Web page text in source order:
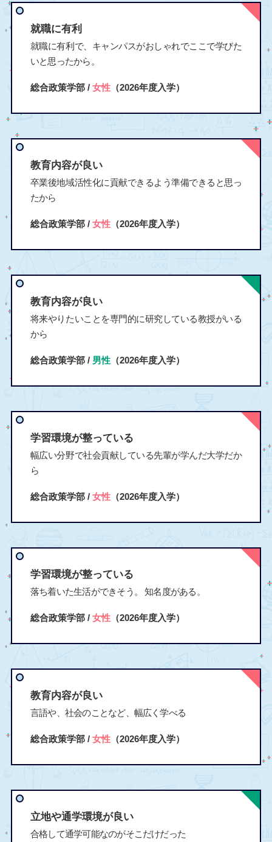
就職に有利
就職に有利で、キャンパスがおしゃれでここで学びた
いと思ったから。
総合政策学部 / 女性（2026年度入学）
教育内容が良い
卒業後地域活性化に貢献できるよう準備できると思っ
たから
総合政策学部 / 女性（2026年度入学）
教育内容が良い
将来やりたいことを専門的に研究している教授がいる
から
総合政策学部 / 男性（2026年度入学）
学習環境が整っている
幅広い分野で社会貢献している先輩が学んだ大学だか
ら
総合政策学部 / 女性（2026年度入学）
学習環境が整っている
落ち着いた生活ができそう。 知名度がある。
総合政策学部 / 女性（2026年度入学）
教育内容が良い
言語や、社会のことなど、幅広く学べる
総合政策学部 / 女性（2026年度入学）
立地や通学環境が良い
合格して通学可能なのがそこだけだった